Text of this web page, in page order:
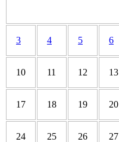
3 4 5 6
10 11 12 13
17 18 19 20
24 25 26 27